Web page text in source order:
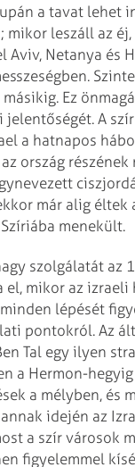
a tavat lehet
mikor leszáll az
Aviv, Netanya és
Ez
jelentőségét. A
a hatnapos
ország
már alig éltek
menekült.
szolgálatát az
mikor az izraeli
lépését
pontokról. Az
Tal egy ilyen
a Hermon-
a mélyben, és
idején az
a szír városok
figyelemmel